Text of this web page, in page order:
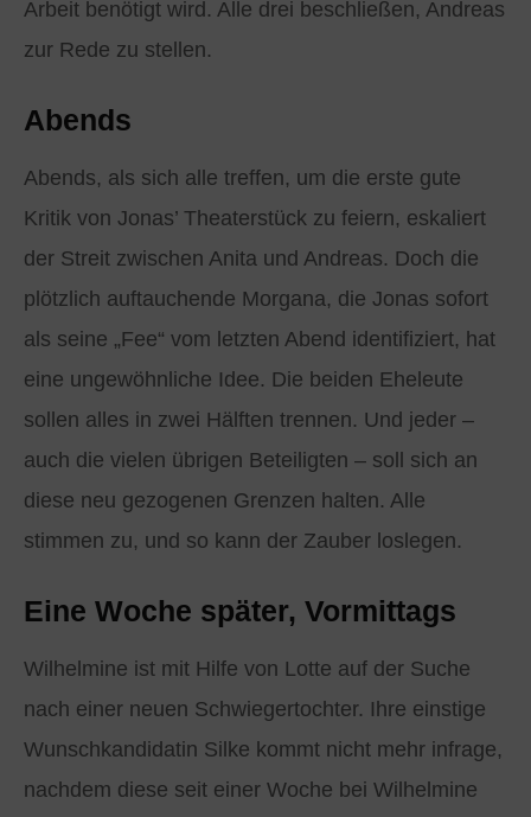
Arbeit benötigt wird. Alle drei beschließen, Andreas
zur Rede zu stellen.
Abends
Abends, als sich alle treffen, um die erste gute
Kritik von Jonas’ Theaterstück zu feiern, eskaliert
der Streit zwischen Anita und Andreas. Doch die
plötzlich auftauchende Morgana, die Jonas sofort
als seine „Fee“ vom letzten Abend identifiziert, hat
eine ungewöhnliche Idee. Die beiden Eheleute
sollen alles in zwei Hälften trennen. Und jeder –
auch die vielen übrigen Beteiligten – soll sich an
diese neu gezogenen Grenzen halten. Alle
stimmen zu, und so kann der Zauber loslegen.
Eine Woche später, Vormittags
Wilhelmine ist mit Hilfe von Lotte auf der Suche
nach einer neuen Schwiegertochter. Ihre einstige
Wunschkandidatin Silke kommt nicht mehr infrage,
nachdem diese seit einer Woche bei Wilhelmine